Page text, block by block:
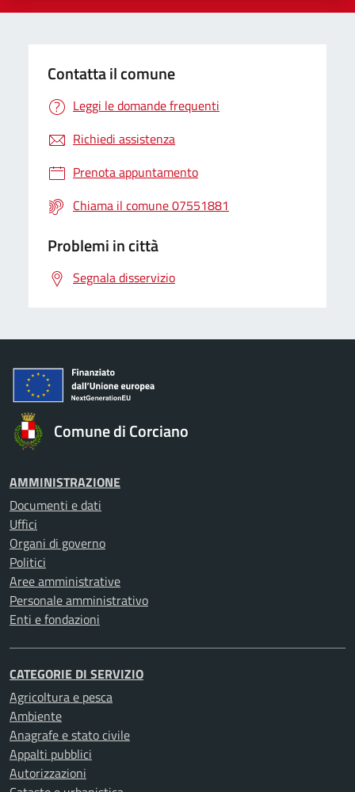
Contatta il comune
Leggi le domande frequenti
Richiedi assistenza
Prenota appuntamento
Chiama il comune 07551881
Problemi in città
Segnala disservizio
Comune di Corciano
AMMINISTRAZIONE
Documenti e dati
Uffici
Organi di governo
Politici
Aree amministrative
Personale amministrativo
Enti e fondazioni
CATEGORIE DI SERVIZIO
Agricoltura e pesca
Ambiente
Anagrafe e stato civile
Appalti pubblici
Autorizzazioni